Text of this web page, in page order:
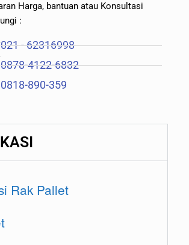
Harga, bantuan atau Konsultasi
:
021 - 62316998
0878-4122-6832
0818-890-359
Rak Pallet